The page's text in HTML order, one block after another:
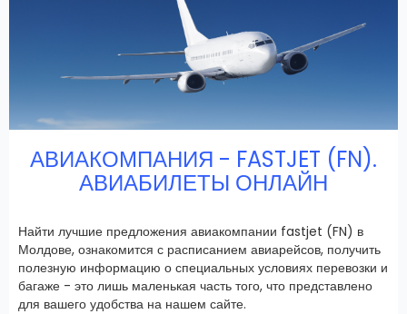
АВИАКОМПАНИЯ - FASTJET (FN).
АВИАБИЛЕТЫ ОНЛАЙН
Найти лучшие предложения авиакомпании fastjet (FN) в
Молдове, ознакомится с расписанием авиарейсов, получить
полезную информацию о специальных условиях перевозки и
багаже - это лишь маленькая часть того, что представлено
для вашего удобства на нашем сайте.